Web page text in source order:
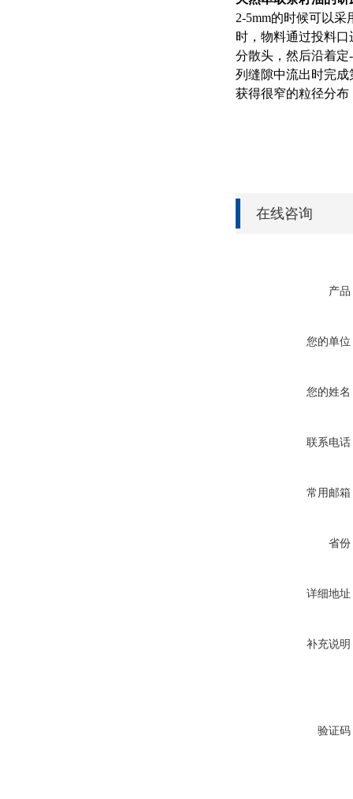
2-5mm的时候可以
时，物料通过投料
分散头，然后沿着
列缝隙中流出时完
获得很窄的粒径分
在线咨询
产品
您的单位
您的姓名
联系电话
常用邮箱
省份
详细地址
补充说明
验证码